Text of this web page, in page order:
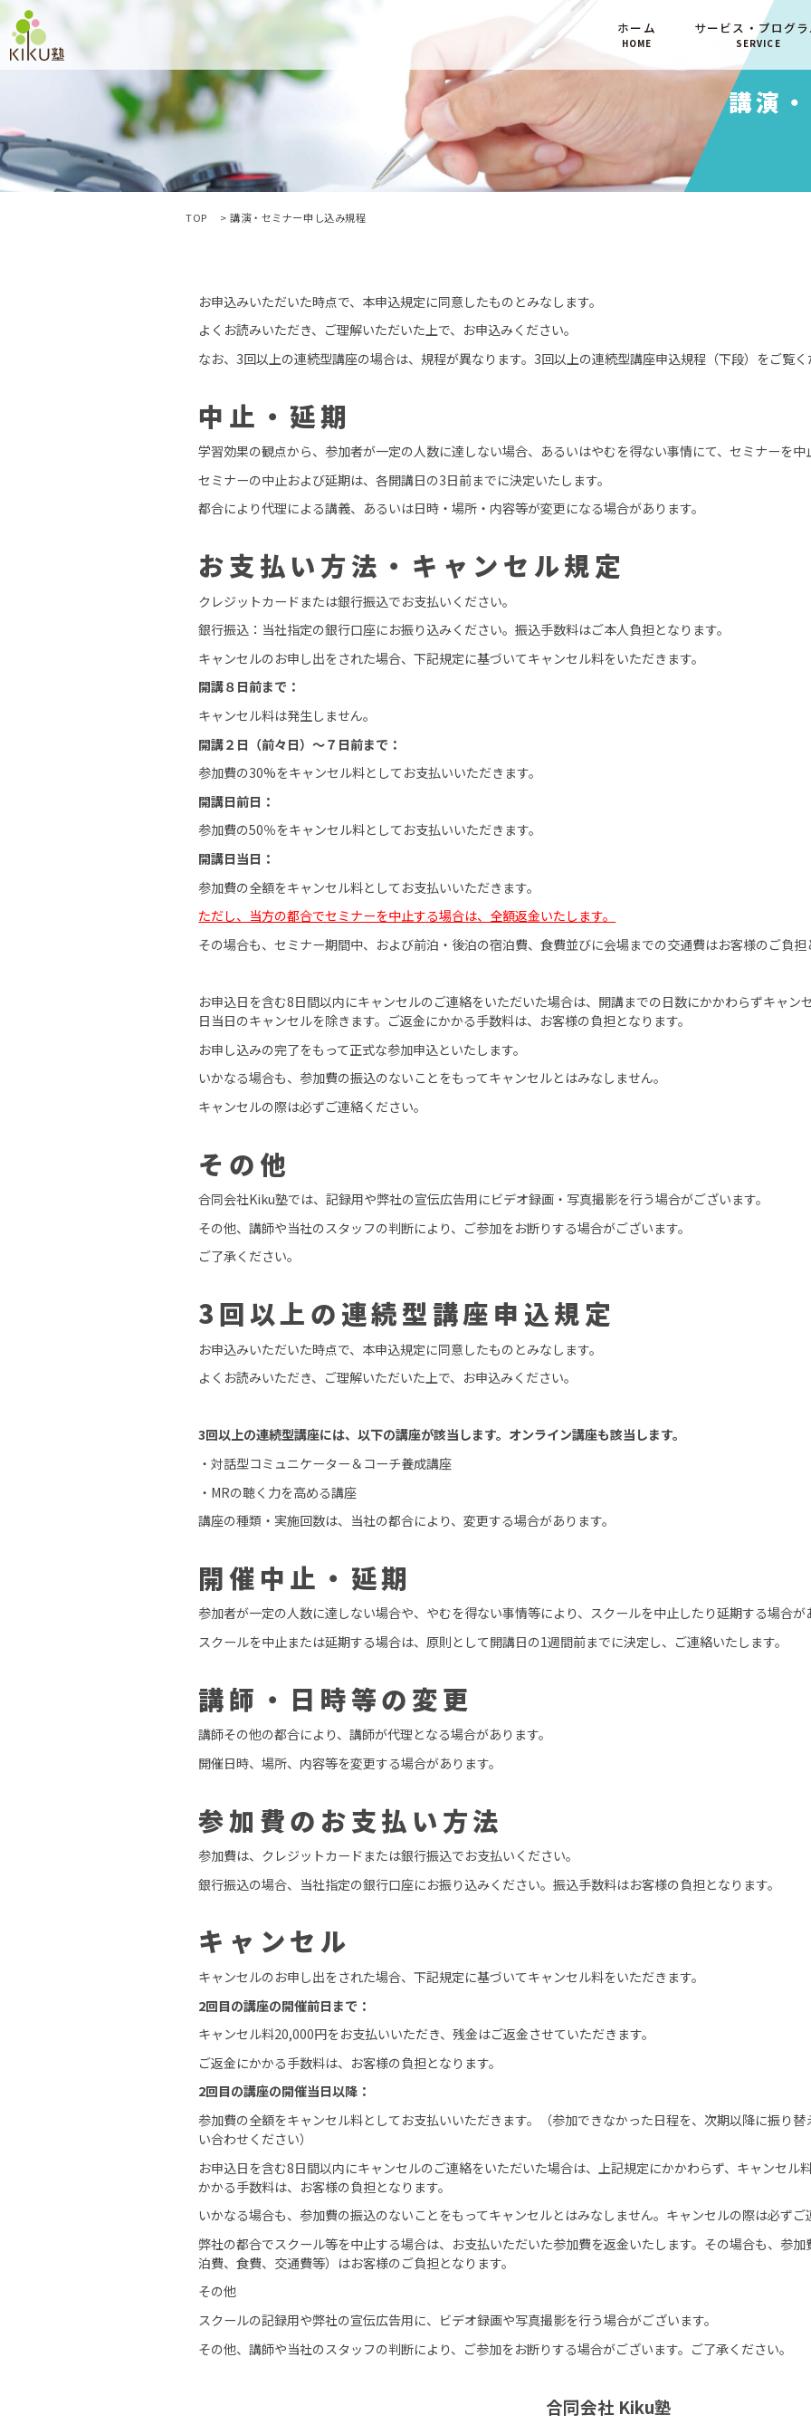
ホーム
HOME
サービス・プログラ
SERVICE
講演
TOP 講演・セミナー申し込み規程
お申込みいただいた時点で、本申込規定に同意したものとみなします。
よくお読みいただき、ご理解いただいた上で、お申込みください。
なお、3回以上の連続型講座の場合は、規程が異なります。3回以上の連続型講座申込規程（下段）をご覧く
中止・延期
学習効果の観点から、参加者が一定の人数に達しない場合、あるいはやむを得ない事情にて、セミナーを中
セミナーの中止および延期は、各開講日の3日前までに決定いたします。
都合により代理による講義、あるいは日時・場所・内容等が変更になる場合があります。
お支払い方法・キャンセル規定
クレジットカードまたは銀行振込でお支払いください。
銀行振込：当社指定の銀行口座にお振り込みください。振込手数料はご本人負担となります。
キャンセルのお申し出をされた場合、下記規定に基づいてキャンセル料をいただきます。
開講８日前まで：
キャンセル料は発生しません。
開講２日（前々日）～７日前まで：
参加費の30%をキャンセル料としてお支払いいただきます。
開講日前日：
参加費の50％をキャンセル料としてお支払いいただきます。
開講日当日：
参加費の全額をキャンセル料としてお支払いいただきます。
ただし、当方の都合でセミナーを中止する場合は、全額返金いたします。
その場合も、セミナー期間中、および前泊・後泊の宿泊費、食費並びに会場までの交通費はお客様のご負担
お申込日を含む8日間以内にキャンセルのご連絡をいただいた場合は、開講までの日数にかかわらずキャン
日当日のキャンセルを除きます。ご返金にかかる手数料は、お客様の負担となります。
お申し込みの完了をもって正式な参加申込といたします。
いかなる場合も、参加費の振込のないことをもってキャンセルとはみなしません。
キャンセルの際は必ずご連絡ください。
その他
合同会社Kiku塾では、記録用や弊社の宣伝広告用にビデオ録画・写真撮影を行う場合がございます。
その他、講師や当社のスタッフの判断により、ご参加をお断りする場合がございます。
ご了承ください。
3回以上の連続型講座申込規定
お申込みいただいた時点で、本申込規定に同意したものとみなします。
よくお読みいただき、ご理解いただいた上で、お申込みください。
3回以上の連続型講座には、以下の講座が該当します。オンライン講座も該当します。
・対話型コミュニケーター＆コーチ養成講座
・MRの聴く力を高める講座
講座の種類・実施回数は、当社の都合により、変更する場合があります。
開催中止・延期
参加者が一定の人数に達しない場合や、やむを得ない事情等により、スクールを中止したり延期する場合が
スクールを中止または延期する場合は、原則として開講日の1週間前までに決定し、ご連絡いたします。
講師・日時等の変更
講師その他の都合により、講師が代理となる場合があります。
開催日時、場所、内容等を変更する場合があります。
参加費のお支払い方法
参加費は、クレジットカードまたは銀行振込でお支払いください。
銀行振込の場合、当社指定の銀行口座にお振り込みください。振込手数料はお客様の負担となります。
キャンセル
キャンセルのお申し出をされた場合、下記規定に基づいてキャンセル料をいただきます。
2回目の講座の開催前日まで：
キャンセル料20,000円をお支払いいただき、残金はご返金させていただきます。
ご返金にかかる手数料は、お客様の負担となります。
2回目の講座の開催当日以降：
参加費の全額をキャンセル料としてお支払いいただきます。（参加できなかった日程を、次期以降に振り
い合わせください）
お申込日を含む8日間以内にキャンセルのご連絡をいただいた場合は、上記規定にかかわらず、キャンセル
かかる手数料は、お客様の負担となります。
いかなる場合も、参加費の振込のないことをもってキャンセルとはみなしません。キャンセルの際は必ずご
弊社の都合でスクール等を中止する場合は、お支払いただいた参加費を返金いたします。その場合も、参
泊費、食費、交通費等）はお客様のご負担となります。
その他
スクールの記録用や弊社の宣伝広告用に、ビデオ録画や写真撮影を行う場合がございます。
その他、講師や当社のスタッフの判断により、ご参加をお断りする場合がございます。ご了承ください。
合同会社 Kiku塾